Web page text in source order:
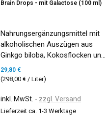
Brain Drops - mit Galactose (100 ml)
Nahrungsergänzungsmittel mit
alkoholischen Auszügen aus
Ginkgo biloba, Kokosflocken und
Kräutern. (30% vol.)
29,80 €
(298,00 € / Liter)
inkl. MwSt. zzgl. Versand
Lieferzeit ca. 1-3 Werktage